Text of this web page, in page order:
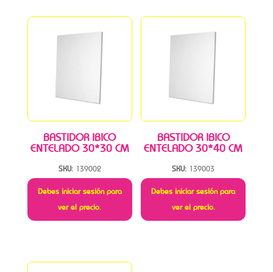
BASTIDOR IBICO
ENTELADO 30*30 CM
SKU: 139002
Debes iniciar sesión para
ver el precio.
BASTIDOR IBICO
ENTELADO 30*40 CM
SKU: 139003
Debes iniciar sesión para
ver el precio.